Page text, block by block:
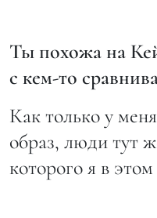
Ты похожа на
с кем-то
Как только у
образ, люди тут
которого я в